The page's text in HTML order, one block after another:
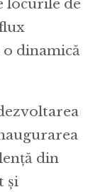
locurile de
dinamică
din
și